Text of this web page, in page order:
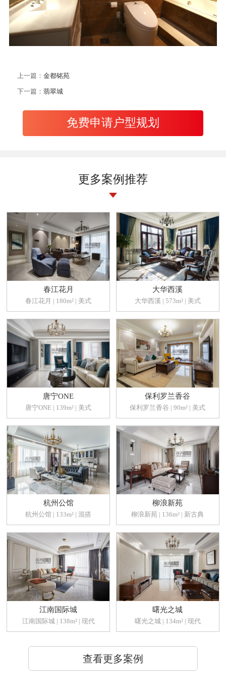
上一篇： 金都铭苑
下一篇： 翡翠城
免费申请户型规划
更多案例推荐
春江花月
春江花月 | 180m² | 美式
大华西溪
大华西溪 | 573m² | 美式
唐宁ONE
唐宁ONE | 139m² | 美式
保利罗兰香谷
保利罗兰香谷 | 90m² | 美式
杭州公馆
杭州公馆 | 133m² | 混搭
柳浪新苑
柳浪新苑 | 136m² | 新古典
江南国际城
江南国际城 | 138m² | 现代
曙光之城
曙光之城 | 134m² | 现代
查看更多案例